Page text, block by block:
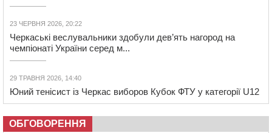
23 ЧЕРВНЯ 2026, 20:22
Черкаські веслувальники здобули дев’ять нагород на
чемпіонаті України серед м...
29 ТРАВНЯ 2026, 14:40
Юний тенісист із Черкас виборов Кубок ФТУ у категорії U12
ОБГОВОРЕННЯ